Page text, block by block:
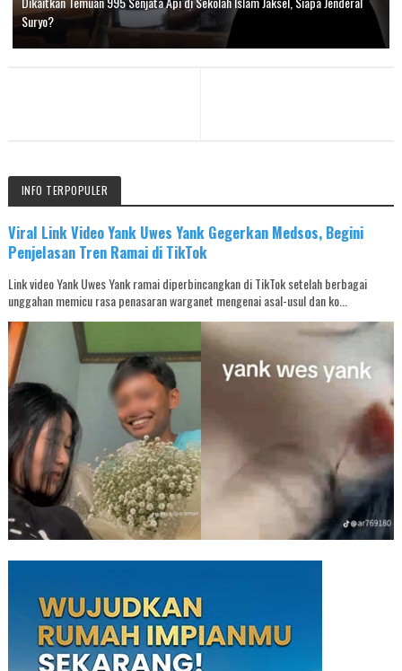
Suryo?
INFO TERPOPULER
Viral Link Video Yank Uwes Yank Gegerkan Medsos, Begini
Penjelasan Tren Ramai di TikTok
Link video Yank Uwes Yank ramai diperbincangkan di TikTok setelah berbagai
unggahan memicu rasa penasaran warganet mengenai asal-usul dan ko...